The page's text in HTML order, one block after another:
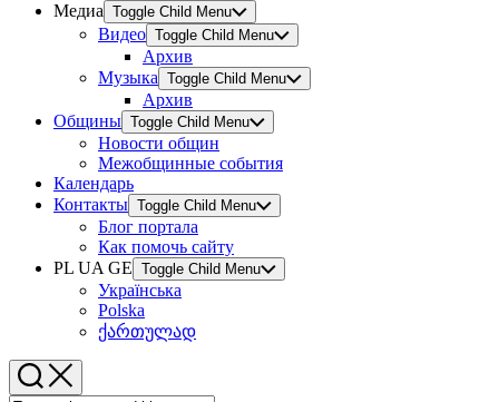
Медиа Toggle Child Menu
Видео Toggle Child Menu
Архив
Музыка Toggle Child Menu
Архив
Общины Toggle Child Menu
Новости общин
Межобщинные события
Календарь
Контакты Toggle Child Menu
Блог портала
Как помочь сайту
PL UA GE Toggle Child Menu
Українська
Polska
ქართულად